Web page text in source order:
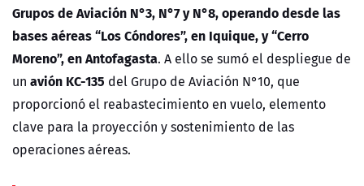
Grupos de Aviación N°3, N°7 y N°8, operando desde las
bases aéreas “Los Cóndores”, en Iquique, y “Cerro
Moreno”, en Antofagasta. A ello se sumó el despliegue de
un avión KC-135 del Grupo de Aviación N°10, que
proporcionó el reabastecimiento en vuelo, elemento
clave para la proyección y sostenimiento de las
operaciones aéreas.